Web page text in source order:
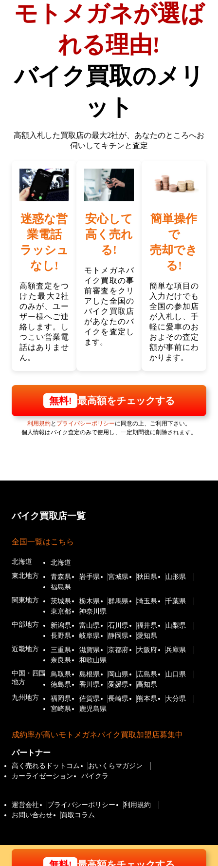
モトメガネが選ば
れる理由!
バイク買取のメリ
ット
高額入札した買取店の最大2社が、 あなたのところへお
伺いしてキチンと査定
迷惑な営
業電話
ラッシュ
なし!
高額査定をつ
けた最大2社
のみが、ユー
ザー様へご連
絡します。し
つこい営業電
話はありませ
ん。
安心して
高く売れ
る!
モトメガネバ
イク買取の事
前審査をクリ
アした全国の
バイク買取店
があなたのバ
イクを査定し
ます。
簡単操作
で
売却でき
る!
簡単な項目の
入力だけでも
全国の参加店
が入札し、手
軽に愛車のお
およその査定
額が事前にわ
かります。
無料! 最高額をチェックする
利用規約と プライバシーポリシーに同意の上、ご利用下さい。
個人情報はバイク査定のみで使用し、一定期間後に削除されます。
バイク買取店一覧
全国一覧はこちら
北海道
北海道
東北地方
青森県 岩手県 宮城県 秋田県
山形県
福島県
関東地方
茨城県 栃木県 群馬県 埼玉県
千葉県
東京都
神奈川県
中部地方
新潟県 富山県 石川県 福井県
山梨県
長野県
岐阜県 静岡県
愛知県
近畿地方
三重県 滋賀県 京都府 大阪府
兵庫県
奈良県
和歌山県
中国・四国
地方
鳥取県 島根県 岡山県 広島県
山口県
徳島県
香川県 愛媛県
高知県
九州地方
福岡県 佐賀県 長崎県 熊本県
大分県
宮崎県
鹿児島県
成約率が高いモトメガネバイク買取加盟店募集中
パートナー
高く売れるドットコム
おいくらマガジン
カーライゼーション
バイクラ
運営会社 プライバシーポリシー
利用規約
お問い合わせ
買取コラム